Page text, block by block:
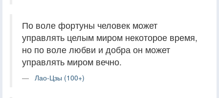
По воле фортуны человек может
управлять целым миром некоторое время,
но по воле любви и добра он может
управлять миром вечно.
Лао-Цзы (100+)